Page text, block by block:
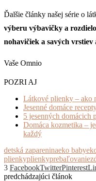
Ďalšie články našej série o
výberu výbavičky a
nohavičiek a savých vrstiev
Vaše Omnio
POZRI AJ
Látkové plienky – ako
Jesenné domáce
5 jesenných domácich
Domáca kozmetika –
každý
detská zapareninaeko baby
plienkyplienkyprebaľovanie
3 FacebookTwitterPinterest
predchádzajúci článok